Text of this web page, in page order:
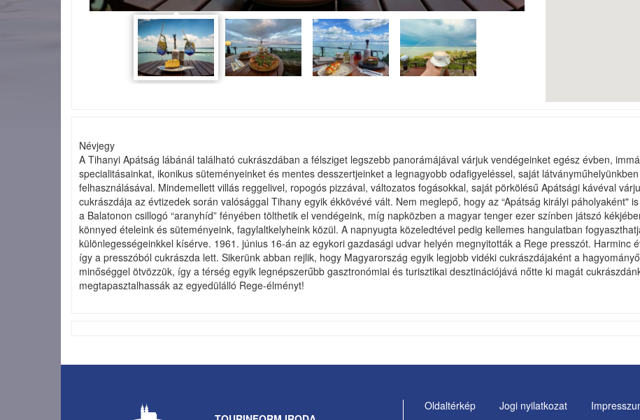
Névjegy
A Tihanyi Apátság lábánál található cukrászdában a félsziget legszebb panorámájával várjuk vendégeinket egész évben,
specialitásainkat, ikonikus süteményeinket és mentes desszertjeinket a legnagyobb odafigyeléssel, saját
felhasználásával. Mindemellett villás reggelivel, ropogós pizzával, változatos fogásokkal, saját pörkölésű Apátsági kávéval
cukrászdája az évtizedek során valósággal Tihany egyik ékkövévé vált. Nem meglepő, hogy az “Apátság királyi páholyaként"
a Balatonon csillogó “aranyhíd” fényében tölthetik el vendégeink, míg napközben a magyar tenger ezer színben játszó
könnyed ételeink és süteményeink, fagylaltkelyheink közül. A napnyugta közeledtével pedig kellemes hangulatban
különlegességeinkkel kísérve. 1961. június 16-án az egykori gazdasági udvar helyén megnyitották a Rege presszót. Harminc
így a presszóból cukrászda lett. Sikerünk abban rejlik, hogy Magyarország egyik legjobb vidéki cukrászdájaként a
minőséggel ötvözzük, így a térség egyik legnépszerűbb gasztronómiai és turisztikai desztinációjává nőtte ki magát
megtapasztalhassák az egyedülálló Rege-élményt!
Oldaltérkép Jogi nyilatkozat